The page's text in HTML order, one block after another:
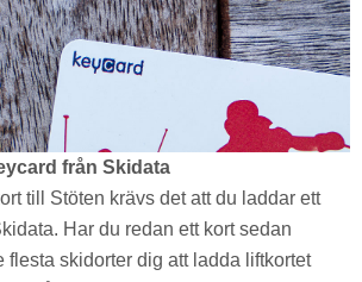
från Skidata
till Stöten krävs det att du laddar ett
Har du redan ett kort sedan
flesta skidorter dig att ladda liftkortet